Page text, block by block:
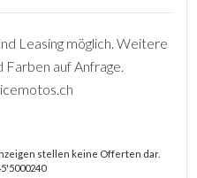
Leasing möglich. Weitere
auf Anfrage.
stellen keine Offerten dar.